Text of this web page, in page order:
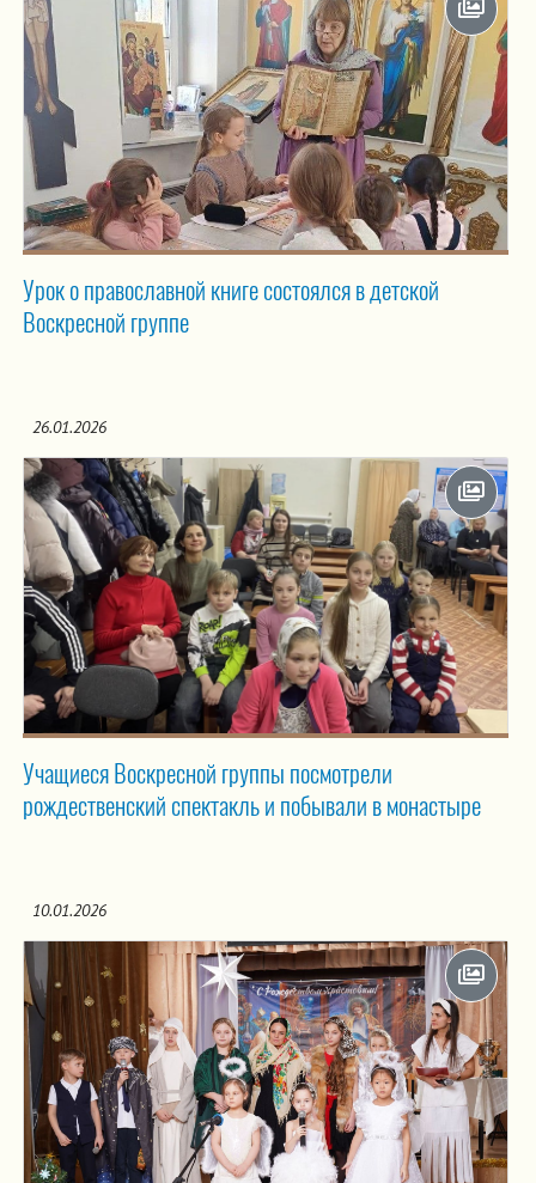
Урок о православной книге состоялся в детской
Воскресной группе
26.01.2026
Учащиеся Воскресной группы посмотрели
рождественский спектакль и побывали в монастыре
10.01.2026